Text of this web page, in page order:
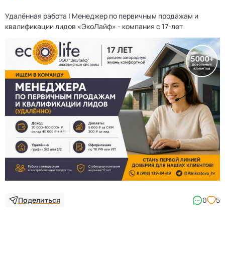
Удалённая работа | Менеджер по первичным продажам и
квалификации лидов «ЭкоЛайф» - компания с 17-лет
Поделиться 0 5